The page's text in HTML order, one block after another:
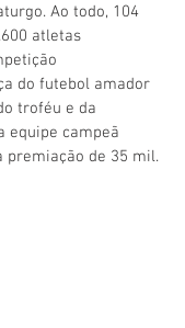
Ao todo, 104
atletas
do futebol amador
troféu e da
equipe campeã
premiação de 35 mil.